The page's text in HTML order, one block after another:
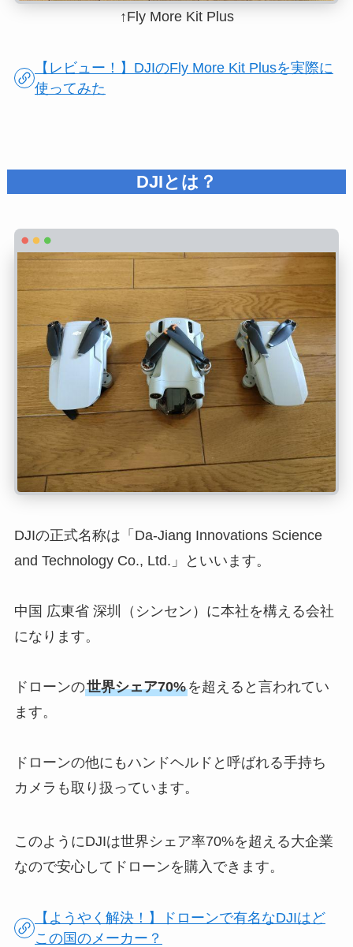
↑Fly More Kit Plus
【レビュー！】DJIのFly More Kit Plusを実際に
使ってみた
DJIとは？
DJIの正式名称は「Da-Jiang Innovations Science
and Technology Co., Ltd.」といいます。
中国 広東省 深圳（シンセン）に本社を構える会社
になります。
ドローンの世界シェア70%を超えると言われてい
ます。
ドローンの他にもハンドヘルドと呼ばれる手持ち
カメラも取り扱っています。
このようにDJIは世界シェア率70%を超える大企業
なので安心してドローンを購入できます。
【ようやく解決！】ドローンで有名なDJIはど
この国のメーカー？